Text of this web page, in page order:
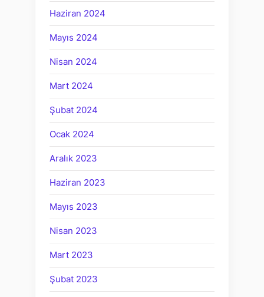
Haziran 2024
Mayıs 2024
Nisan 2024
Mart 2024
Şubat 2024
Ocak 2024
Aralık 2023
Haziran 2023
Mayıs 2023
Nisan 2023
Mart 2023
Şubat 2023